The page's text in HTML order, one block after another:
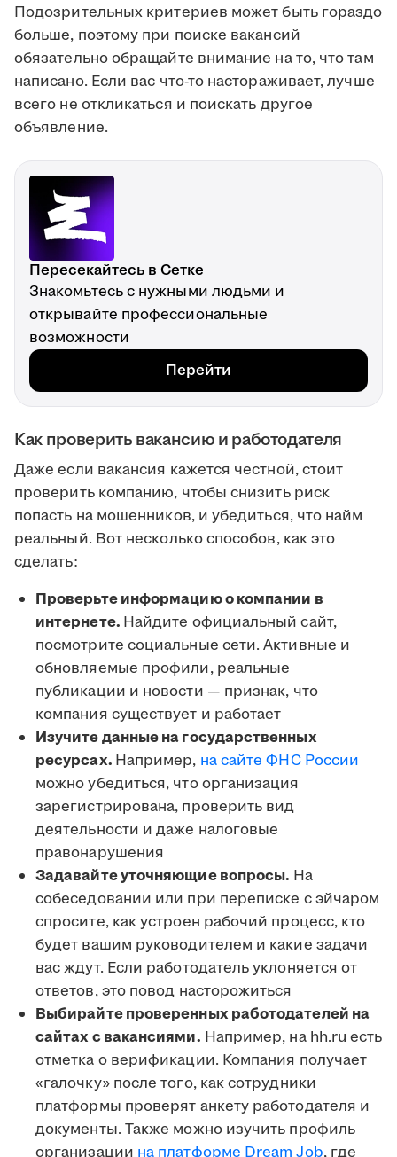
Подозрительных критериев может быть гораздо
больше, поэтому при поиске вакансий
обязательно обращайте внимание на то, что там
написано. Если вас что-то настораживает, лучше
всего не откликаться и поискать другое
объявление.
Пересекайтесь в Сетке
Знакомьтесь с нужными людьми и
открывайте профессиональные
возможности
Перейти
Как проверить вакансию и работодателя
Даже если вакансия кажется честной, стоит
проверить компанию, чтобы снизить риск
попасть на мошенников, и убедиться, что найм
реальный. Вот несколько способов, как это
сделать:
Проверьте информацию о компании в
интернете. Найдите официальный сайт,
посмотрите социальные сети. Активные и
обновляемые профили, реальные
публикации и новости — признак, что
компания существует и работает
Изучите данные на государственных
ресурсах. Например, на сайте ФНС России
можно убедиться, что организация
зарегистрирована, проверить вид
деятельности и даже налоговые
правонарушения
Задавайте уточняющие вопросы. На
собеседовании или при переписке с эйчаром
спросите, как устроен рабочий процесс, кто
будет вашим руководителем и какие задачи
вас ждут. Если работодатель уклоняется от
ответов, это повод насторожиться
Выбирайте проверенных работодателей на
сайтах с вакансиями. Например, на hh.ru есть
отметка о верификации. Компания получает
«галочку» после того, как сотрудники
платформы проверят анкету работодателя и
документы. Также можно изучить профиль
организации на платформе Dream Job, где